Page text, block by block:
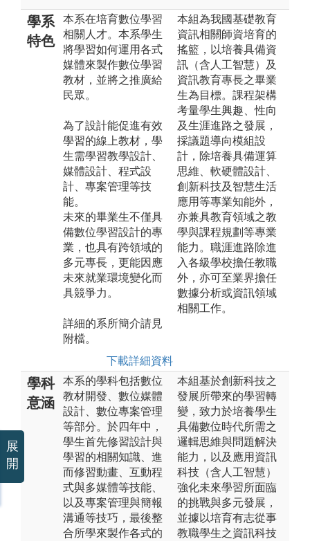
學系
特色
本系在培育數位學習
相關人才。本系學生
將學習如何運用各式
媒體來製作數位學習
教材，並將之推廣給
民眾。
為了設計能促進有效
學習的線上教材，學
生需學習教學設計、
媒體設計、程式設
計、專案管理等技
能。
未來的畢業生不僅具
備數位學習設計的專
業，也具有跨領域的
多元專長，更能因應
未來就業環境變化而
具競爭力。
詳細的系所簡介請見
附檔。
下載詳細資料
本組為我國基礎教育
資訊相關師資培育的
搖籃，以培養具備資
訊（含人工智慧）及
資訊教育專長之畢業
生為目標。課程架構
考量學生興趣、性向
及生涯進路之發展，
採議題導向模組設
計，除培養具備運算
思維、軟硬體設計、
創新科技及智慧生活
應用等專業知能外，
亦兼具教育領域之教
學與課程規劃等專業
能力。職涯進路除進
入各級學校擔任教職
外，亦可至業界擔任
數據分析或資訊領域
相關工作。
學科
意涵
本系的學科包括數位
教材開發、數位媒體
設計、數位專案管理
等部分。於四年中，
學生首先修習設計與
學習的相關知識、進
而修習動畫、互動程
式與多媒體等技能、
以及專案管理與簡報
溝通等技巧，最後整
合所學來製作各式的
本組基於創新科技之
發展所帶來的學習轉
變，致力於培養學生
具備數位時代所需之
邏輯思維與問題解決
能力，以及應用資訊
科技（含人工智慧）
強化未來學習所面臨
的挑戰與多元發展，
並據以培育有志從事
教職學生之資訊科技
展
開